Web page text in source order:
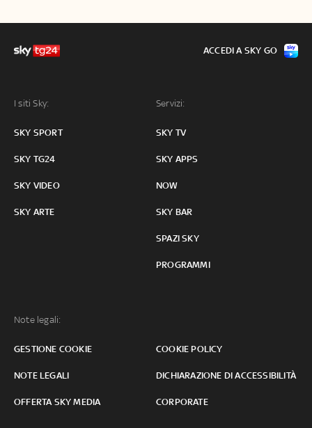
I siti Sky:
SKY SPORT
SKY TG24
SKY VIDEO
SKY ARTE
Servizi:
SKY TV
SKY APPS
NOW
SKY BAR
SPAZI SKY
PROGRAMMI
Note legali:
GESTIONE COOKIE COOKIE POLICY
NOTE LEGALI DICHIARAZIONE DI ACCESSIBILITÀ
OFFERTA SKY MEDIA CORPORATE
ACCEDI A SKY GO